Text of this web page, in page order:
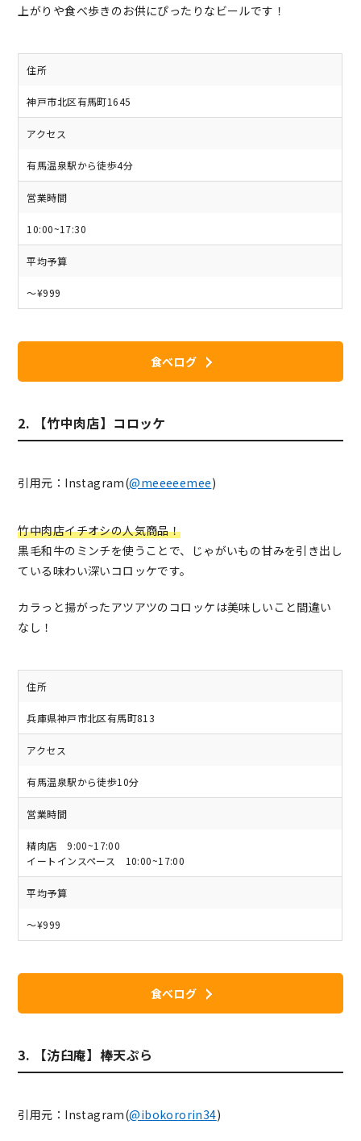
上がりや食べ歩きのお供にぴったりなビールです！
住所
神戸市北区有馬町1645
アクセス
有馬温泉駅から徒歩4分
営業時間
10:00~17:30
平均予算
～¥999
食べログ
2. 【竹中肉店】コロッケ
引用元：Instagram(@meeeeemee)
竹中肉店イチオシの人気商品！
黒毛和牛のミンチを使うことで、じゃがいもの甘みを引き出し
ている味わい深いコロッケです。
カラっと揚がったアツアツのコロッケは美味しいこと間違い
なし！
住所
兵庫県神戸市北区有馬町813
アクセス
有馬温泉駅から徒歩10分
営業時間
精肉店 9:00~17:00
イートインスペース 10:00~17:00
平均予算
～¥999
食べログ
3. 【汸臼庵】棒天ぷら
引用元：Instagram(@ibokororin34)